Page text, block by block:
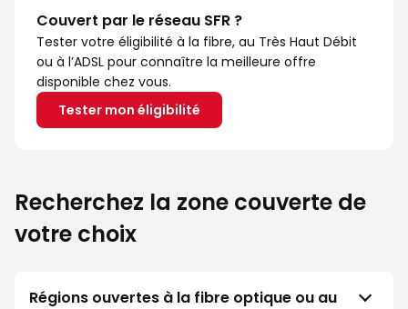
Couvert par le réseau SFR ?
Tester votre éligibilité à la fibre, au Très Haut Débit
ou à l’ADSL pour connaître la meilleure offre
disponible chez vous.
Tester mon éligibilité
Recherchez la zone couverte de
votre choix
Régions ouvertes à la fibre optique ou au